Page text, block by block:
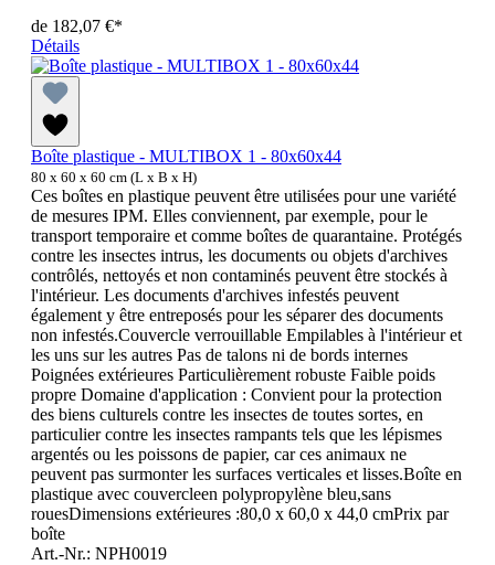
de 182,07 €*
Détails
Boîte plastique - MULTIBOX 1 - 80x60x44
80 x 60 x 60 cm (L x B x H)
Ces boîtes en plastique peuvent être utilisées pour une variété
de mesures IPM. Elles conviennent, par exemple, pour le
transport temporaire et comme boîtes de quarantaine. Protégés
contre les insectes intrus, les documents ou objets d'archives
contrôlés, nettoyés et non contaminés peuvent être stockés à
l'intérieur. Les documents d'archives infestés peuvent
également y être entreposés pour les séparer des documents
non infestés.Couvercle verrouillable Empilables à l'intérieur et
les uns sur les autres Pas de talons ni de bords internes
Poignées extérieures Particulièrement robuste Faible poids
propre Domaine d'application : Convient pour la protection
des biens culturels contre les insectes de toutes sortes, en
particulier contre les insectes rampants tels que les lépismes
argentés ou les poissons de papier, car ces animaux ne
peuvent pas surmonter les surfaces verticales et lisses.Boîte en
plastique avec couvercleen polypropylène bleu,sans
rouesDimensions extérieures :80,0 x 60,0 x 44,0 cmPrix par
boîte
Art.-Nr.: NPH0019